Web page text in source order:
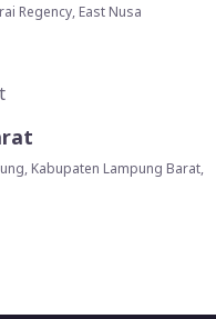
Regency, East Nusa
Kabupaten Lampung Barat,